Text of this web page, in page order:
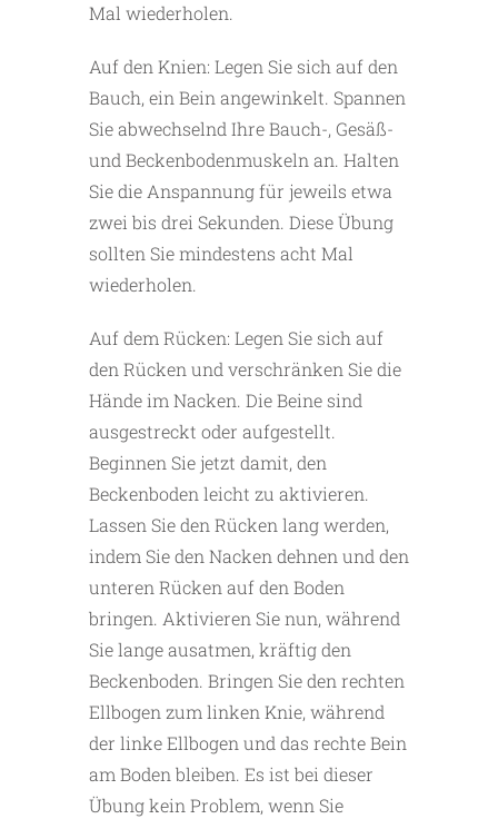
Mal wiederholen.
Auf den Knien: Legen Sie sich auf den
Bauch, ein Bein angewinkelt. Spannen
Sie abwechselnd Ihre Bauch-, Gesäß-
und Beckenbodenmuskeln an. Halten
Sie die Anspannung für jeweils etwa
zwei bis drei Sekunden. Diese Übung
sollten Sie mindestens acht Mal
wiederholen.
Auf dem Rücken: Legen Sie sich auf
den Rücken und verschränken Sie die
Hände im Nacken. Die Beine sind
ausgestreckt oder aufgestellt.
Beginnen Sie jetzt damit, den
Beckenboden leicht zu aktivieren.
Lassen Sie den Rücken lang werden,
indem Sie den Nacken dehnen und den
unteren Rücken auf den Boden
bringen. Aktivieren Sie nun, während
Sie lange ausatmen, kräftig den
Beckenboden. Bringen Sie den rechten
Ellbogen zum linken Knie, während
der linke Ellbogen und das rechte Bein
am Boden bleiben. Es ist bei dieser
Übung kein Problem, wenn Sie